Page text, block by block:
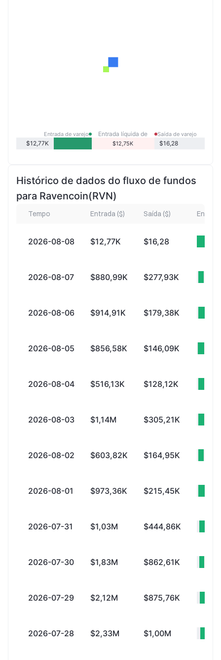
Entrada de varejo
$12,77K
Entrada líquida de
varejo
$12,75K
Saída de varejo
$16,28
Histórico de dados do fluxo de fundos
para Ravencoin(RVN)
Tempo Entrada ($) Saída ($)
2026-08-08 $12,77K $16,28
2026-08-07 $880,99K $277,93K
2026-08-06 $914,91K $179,38K
2026-08-05 $856,58K $146,09K
2026-08-04 $516,13K $128,12K
2026-08-03 $1,14M $305,21K
2026-08-02 $603,82K $164,95K
2026-08-01 $973,36K $215,45K
2026-07-31 $1,03M $444,86K
2026-07-30 $1,83M $862,61K
2026-07-29 $2,12M $875,76K
2026-07-28 $2,33M $1,00M